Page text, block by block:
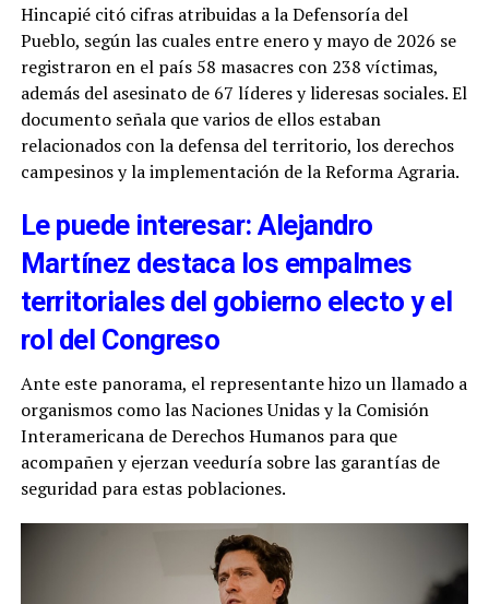
Hincapié citó cifras atribuidas a la Defensoría del
Pueblo, según las cuales entre enero y mayo de 2026 se
registraron en el país 58 masacres con 238 víctimas,
además del asesinato de 67 líderes y lideresas sociales. El
documento señala que varios de ellos estaban
relacionados con la defensa del territorio, los derechos
campesinos y la implementación de la Reforma Agraria.
Le puede interesar: Alejandro
Martínez destaca los empalmes
territoriales del gobierno electo y el
rol del Congreso
Ante este panorama, el representante hizo un llamado a
organismos como las Naciones Unidas y la Comisión
Interamericana de Derechos Humanos para que
acompañen y ejerzan veeduría sobre las garantías de
seguridad para estas poblaciones.